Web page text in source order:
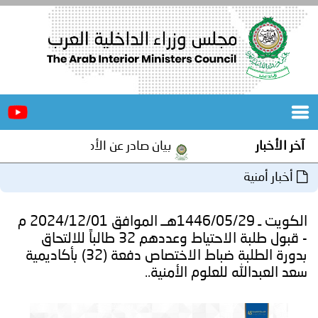
الرئيسية
المكاتب
المجلس
مؤتمرات
و
جهود
آخر الأخبار بيان صادر عن الأمانة العامة لمجلس
أخبار أمنية
الكويت ـ 1446/05/29هــ الموافق 2024/12/01 م
- قبول طلبة الاحتياط وعددهم 32 طالباً للالتحاق
بدورة الطلبة ضباط الاختصاص دفعة (32) بأكاديمية
سعد العبدالله للعلوم الأمنية..